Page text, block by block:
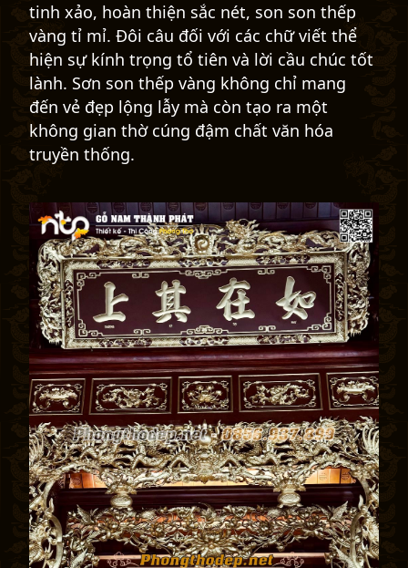
tinh xảo, hoàn thiện sắc nét, son son thếp
vàng tỉ mỉ. Đôi câu đối với các chữ viết thể
hiện sự kính trọng tổ tiên và lời cầu chúc tốt
lành. Sơn son thếp vàng không chỉ mang
đến vẻ đẹp lộng lẫy mà còn tạo ra một
không gian thờ cúng đậm chất văn hóa
truyền thống.